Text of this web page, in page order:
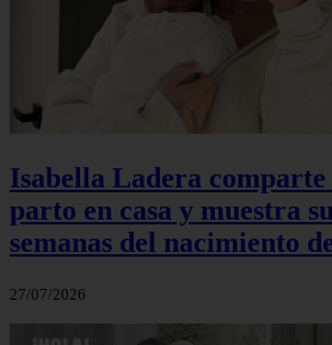
Isabella Ladera comparte
parto en casa y muestra
semanas del nacimiento
27/07/2026